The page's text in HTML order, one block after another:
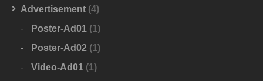
Advertisement (4)
Poster-Ad01 (1)
Poster-Ad02 (1)
Video-Ad01 (1)